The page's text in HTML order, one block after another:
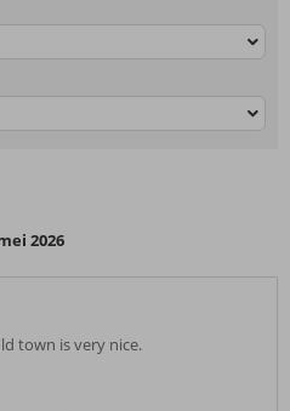
2026
town is very nice.